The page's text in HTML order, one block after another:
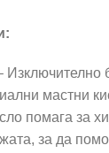
Изключително
мастни
помага за
за да